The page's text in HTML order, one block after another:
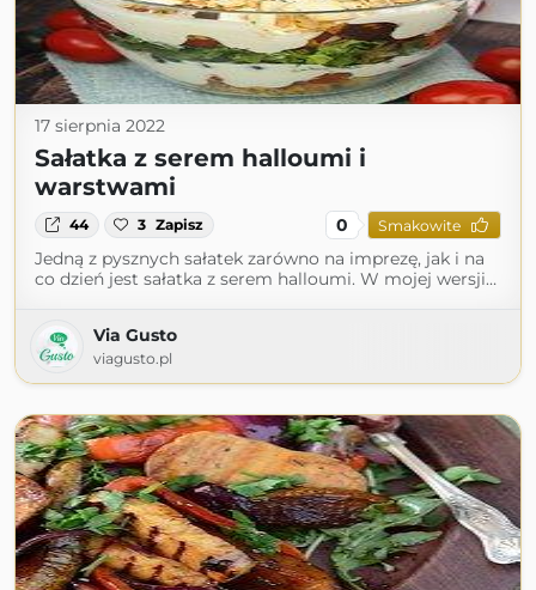
17 sierpnia 2022
Sałatka z serem halloumi i
warstwami
44 3 Zapisz 0 Smakowite
Jedną z pysznych sałatek zarówno na imprezę, jak i na
co dzień jest sałatka z serem halloumi. W mojej wersji…
Via Gusto
viagusto.pl